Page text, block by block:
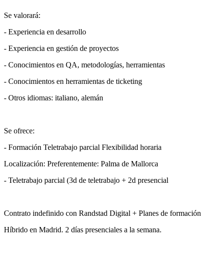
Se valorará:
- Experiencia en desarrollo
- Experiencia en gestión de proyectos
- Conocimientos en QA, metodologías, herramientas
- Conocimientos en herramientas de ticketing
- Otros idiomas: italiano, alemán
Se ofreсе:
- Formación Teletrabajo parcial Flexibilidad horaria
Localización: Preferentemente: Palma de Mallorca
- Teletrabajo parcial (3d de teletrabajo + 2d presencial
Contrato indefinido con Randstad Digital + Planes de formación
Híbrido en Madrid. 2 días presenciales a la semana.